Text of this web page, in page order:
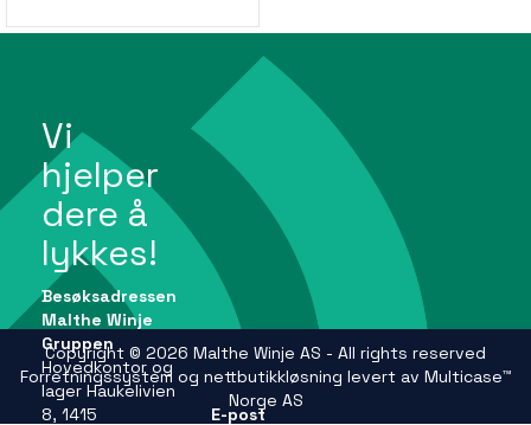
Vi
hjelper
dere å
lykkes!
Besøksadressen
Malthe Winje
Gruppen
Hovedkontor og
lager Haukelivien
8, 1415
E-post
Copyright © 2026 Malthe Winje AS - All rights reserved
Forretningssystem og nettbutikkløsning levert av Multicase™
Norge AS